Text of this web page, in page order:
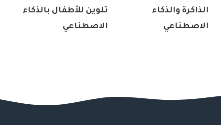
الذاكرة والذكاء
الاصطناعي
تلوين للأطفال بالذكاء
الاصطناعي